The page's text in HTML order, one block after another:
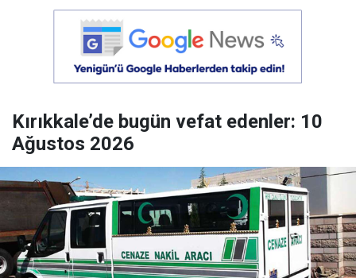
Kırıkkale’de bugün vefat edenler: 10
Ağustos 2026